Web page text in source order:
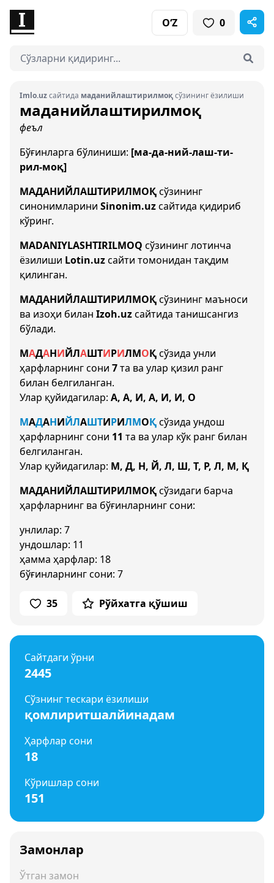
O‘Z 0
Imlo.uzсайтида маданийлаштирилмоқсўзининг ёзилиши
маданийлаштирилмоқ
феъл
Бўғинларга бўлиниши: [ма-да-ний-лаш-ти-
рил-моқ]
МАДАНИЙЛАШТИРИЛМОҚсўзининг
синонимларини Sinonim.uzсайтида қидириб
кўринг.
MADANIYLASHTIRILMOQ сўзининг лотинча
ёзилиши Lotin.uzсайти томонидан тақдим
қилинган.
МАДАНИЙЛАШТИРИЛМОҚсўзининг маъноси
ва изоҳи билан Izoh.uzсайтида танишсангиз
бўлади.
МАДАНИЙЛАШТИРИЛМОҚсўзида унли
ҳарфларнинг сони 7та ва улар қизил ранг
билан белгиланган.
Улар қуйидагилар: А, А, И, А, И, И, О
МАДАНИЙЛАШТИРИЛМОҚсўзида ундош
ҳарфларнинг сони 11 та ва улар кўк ранг билан
белгиланган.
Улар қуйидагилар: М, Д, Н, Й, Л, Ш, Т, Р, Л, М, Қ
МАДАНИЙЛАШТИРИЛМОҚсўзидаги барча
ҳарфларнинг ва бўғинларнинг сони:
унлилар: 7
ундошлар: 11
ҳамма ҳарфлар: 18
бўғинларнинг сони: 7
35 Рўйхатга қўшиш
Сайтдаги ўрни
2445
Сўзнинг тескари ёзилиши
қомлиритшалйинадам
Ҳарфлар сони
18
Кўришлар сони
151
Замонлар
Ўтган замон